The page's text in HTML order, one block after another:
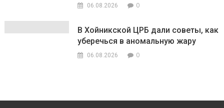
06.08.2026 0
В Хойникской ЦРБ дали советы, как
уберечься в аномальную жару
06.08.2026 0